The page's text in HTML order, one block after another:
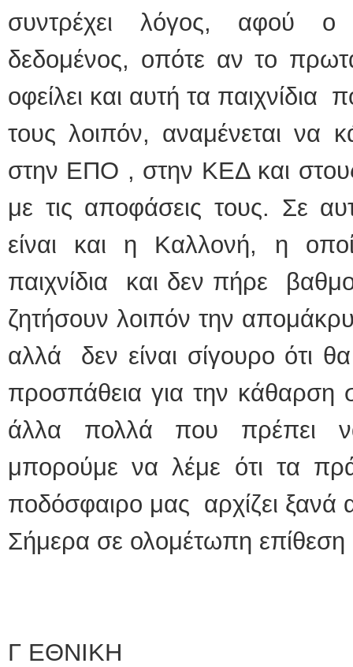
συντρέχει λόγος, αφού ο
δεδομένος, οπότε αν το
οφείλει και αυτή τα παιχνίδια
τους λοιπόν, αναμένεται να
στην ΕΠΟ , στην ΚΕΔ και
με τις αποφάσεις τους. Σε
είναι και η Καλλονή, η
παιχνίδια και δεν πήρε
ζητήσουν λοιπόν την
αλλά δεν είναι σίγουρο ότι
προσπάθεια για την κάθαρση
άλλα πολλά που πρέπει
μπορούμε να λέμε ότι τα
ποδόσφαιρο μας αρχίζει ξανά
Σήμερα σε ολομέτωπη επίθεση
Γ ΕΘΝΙΚΗ